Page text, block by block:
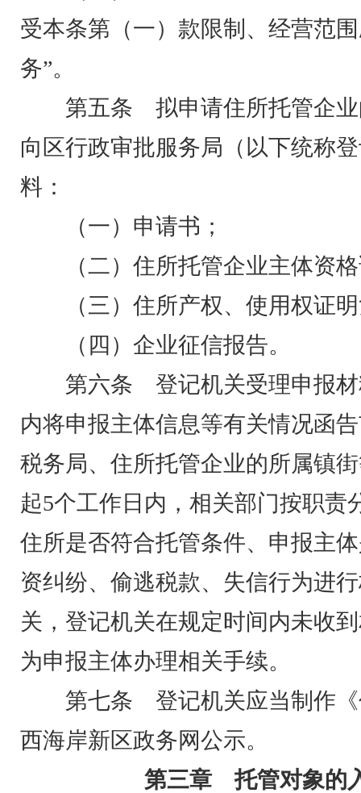
受本条第（一）款限制、经营范
务”。
第五条 拟申请住所托管企
向区行政审批服务局（以下统称
料：
（一）申请书；
（二）住所托管企业主体资
（三）住所产权、使用权证
（四）企业征信报告。
第六条 登记机关受理申报材
内将申报主体信息等有关情况函
税务局、住所托管企业的所属镇
起5个工作日内，相关部门按职责
住所是否符合托管条件、申报主
资纠纷、偷逃税款、失信行为进
关，登记机关在规定时间内未收
为申报主体办理相关手续。
第七条 登记机关应当制作
西海岸新区政务网公示。
第三章 托管对象的